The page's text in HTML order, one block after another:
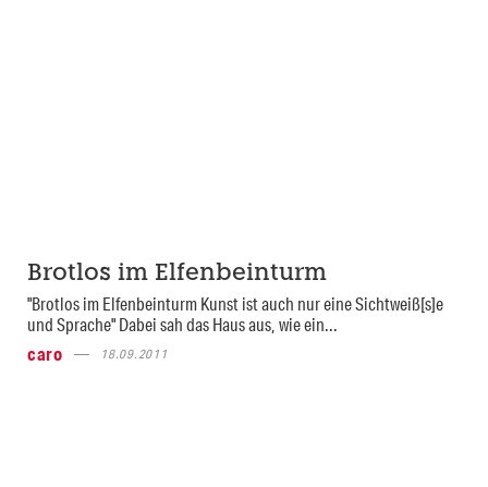
Brotlos im Elfenbeinturm
"Brotlos im Elfenbeinturm Kunst ist auch nur eine Sichtweiß[s]e
und Sprache" Dabei sah das Haus aus, wie ein...
caro
18.09.2011